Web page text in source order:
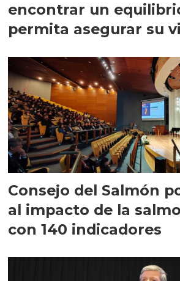
encontrar un
permita asegurar su
Consejo del Salmón
al impacto de la
con 140 indicadores